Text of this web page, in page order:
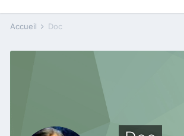
Accueil Doc